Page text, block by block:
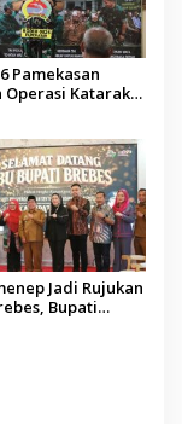
Pamekasan
Operasi Katarak
Jadi Rujukan
Bupati